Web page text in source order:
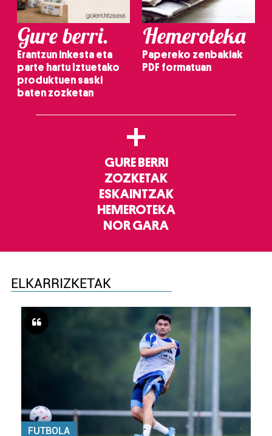
Gure berri.
Erantzun inkesta eta
parte hartu Iztuetako
produktuen saski
baten zozketan
Hemeroteka
Papereko zenbakiak
PDF formatuan
+
GURE BERRI
ZOZKETAK
ESKAINTZAK
HEMEROTEKA
NOR GARA
ELKARRIZKETAK
FUTBOLA